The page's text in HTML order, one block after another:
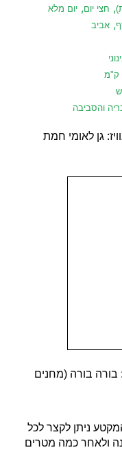
, חצי יום, יום מלא
, אביב
והסביבה
גן לאומי חמת
בורה בורה (מחנים
ניתן לקצר לכל
ולאחר כמה מטרים